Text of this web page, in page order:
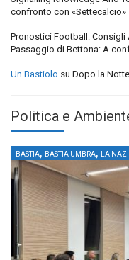
confronto con «Settecalcio»
Pronostici Football:
Passaggio di Bettona: A
Un Bastiolo su Dopo la
Politica e
BASTIA, BASTIA UMBRA, LA